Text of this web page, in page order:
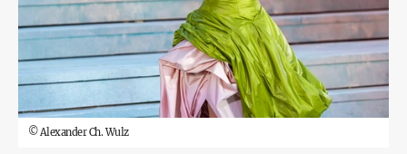
©Alexander Ch. Wulz